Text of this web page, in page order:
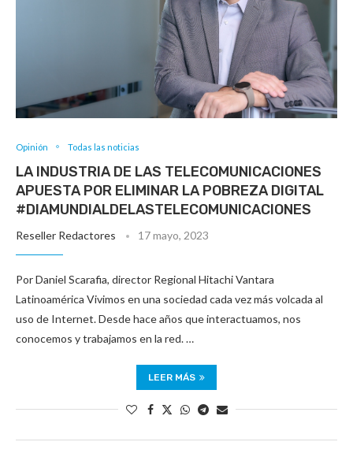
Opinión Todas las noticias
LA INDUSTRIA DE LAS TELECOMUNICACIONES
APUESTA POR ELIMINAR LA POBREZA DIGITAL
#DIAMUNDIALDELASTELECOMUNICACIONES
Reseller Redactores 17 mayo, 2023
Por Daniel Scarafia, director Regional Hitachi Vantara
Latinoamérica Vivimos en una sociedad cada vez más volcada al
uso de Internet. Desde hace años que interactuamos, nos
conocemos y trabajamos en la red. …
LEER MÁS